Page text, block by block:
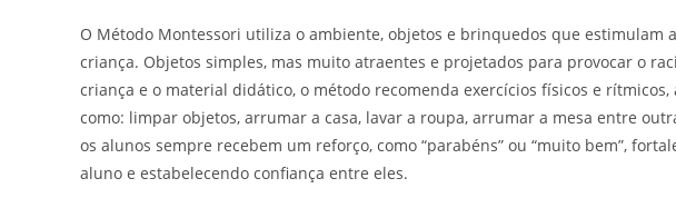
O Método Montessori utiliza o ambiente, objetos e brinquedos que estimulam
criança. Objetos simples, mas muito atraentes e projetados para provocar o
criança e o material didático, o método recomenda exercícios físicos e
como: limpar objetos, arrumar a casa, lavar a roupa, arrumar a mesa entre
os alunos sempre recebem um reforço, como “parabéns” ou “muito bem”,
aluno e estabelecendo confiança entre eles.